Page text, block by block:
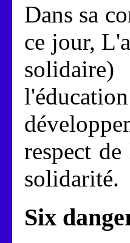
Dans sa
ce jour,
respect
solidarité.
Six